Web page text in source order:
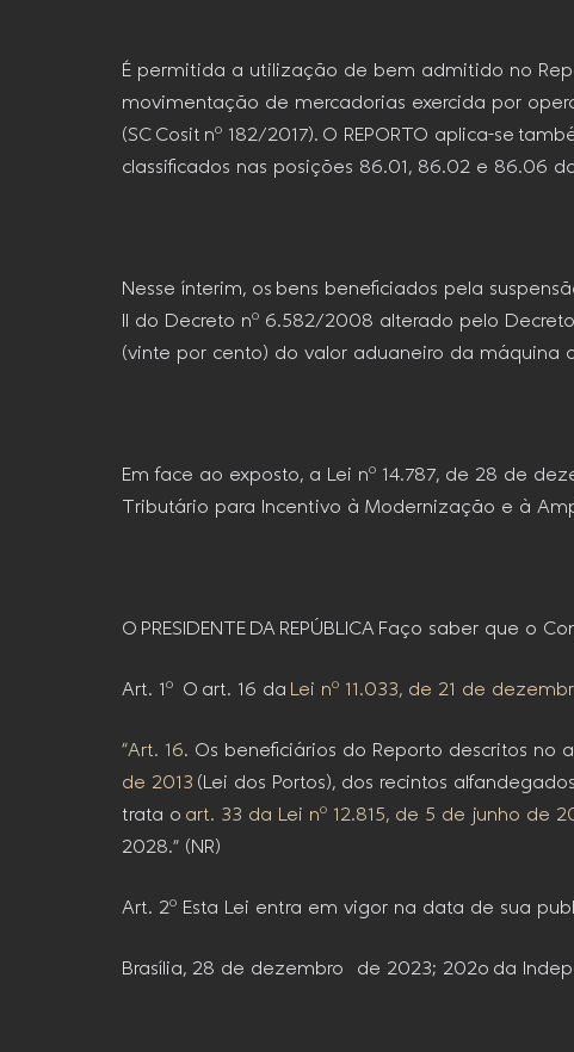
É permitida a utilização de bem admitido no
movimentação de mercadorias exercida por
(SC Cosit nº 182/2017). O REPORTO aplica-se
classificados nas posições 86.01, 86.02 e 86.06
Nesse ínterim, os bens beneficiados pela
II do Decreto nº 6.582/2008 alterado pelo
(vinte por cento) do valor aduaneiro da máquina
Em face ao exposto, a Lei nº 14.787, de 28 de
Tributário para Incentivo à Modernização e à
O PRESIDENTE DA REPÚBLICA Faço saber que
Art. 1º O art. 16 da Lei nº 11.033, de 21 de
“Art. 16. Os beneficiários do Reporto descritos no
de 2013 (Lei dos Portos), dos recintos
trata o art. 33 da Lei nº 12.815, de 5 de junho de
2028.” (NR)
Art. 2º Esta Lei entra em vigor na data de sua
Brasília, 28 de dezembro de 2023; 202o da